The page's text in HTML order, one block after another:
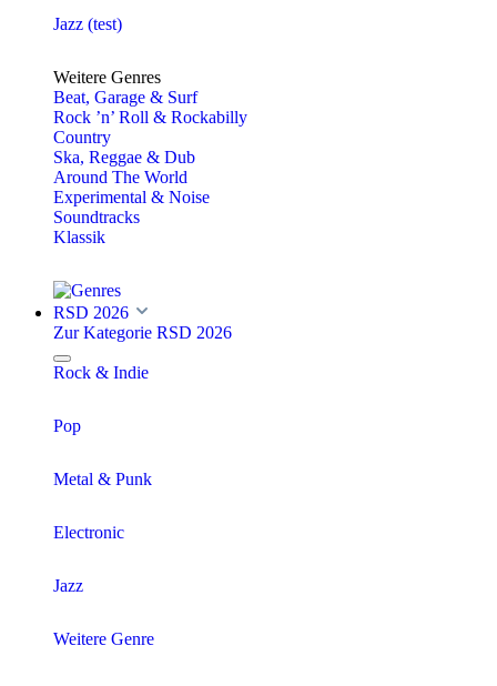
Jazz (test)
Weitere Genres
Beat, Garage & Surf
Rock ’n’ Roll & Rockabilly
Country
Ska, Reggae & Dub
Around The World
Experimental & Noise
Soundtracks
Klassik
RSD 2026
Zur Kategorie RSD 2026
Rock & Indie
Pop
Metal & Punk
Electronic
Jazz
Weitere Genre